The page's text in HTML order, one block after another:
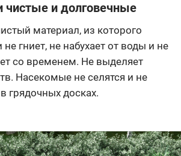
чистые и долговечные
материал, из которого
гниет, не набухает от воды и не
со временем. Не выделяет
Насекомые не селятся и не
грядочных досках.